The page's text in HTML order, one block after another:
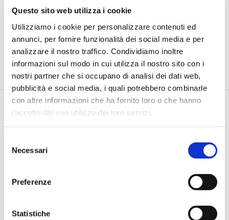
Questo sito web utilizza i cookie
Utilizziamo i cookie per personalizzare contenuti ed
annunci, per fornire funzionalità dei social media e per
analizzare il nostro traffico. Condividiamo inoltre
informazioni sul modo in cui utilizza il nostro sito con i
nostri partner che si occupano di analisi dei dati web,
pubblicità e social media, i quali potrebbero combinarle
con altre informazioni che ha fornito loro o che hanno
raccolto dal suo utilizzo dei loro servizi.
delNecessari
Preferenze
Statistiche
TEL |